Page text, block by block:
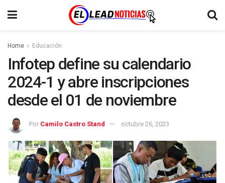
Home Educación
Infotep define su calendario
2024-1 y abre inscripciones
desde el 01 de noviembre
Por Camilo Castro Stand octubre 26, 2023